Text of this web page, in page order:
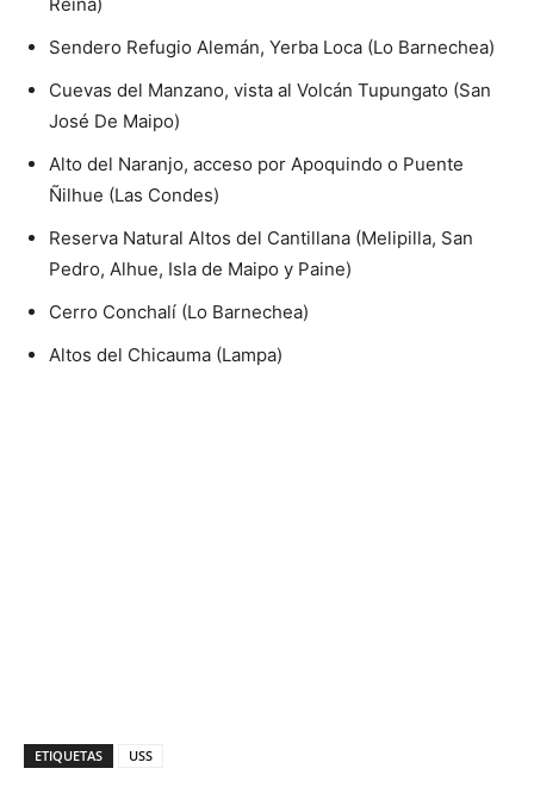
Sendero Refugio Alemán, Yerba Loca (Lo Barnechea)
Cuevas del Manzano, vista al Volcán Tupungato (San
José De Maipo)
Alto del Naranjo, acceso por Apoquindo o Puente
Ñilhue (Las Condes)
Reserva Natural Altos del Cantillana (Melipilla, San
Pedro, Alhue, Isla de Maipo y Paine)
Cerro Conchalí (Lo Barnechea)
Altos del Chicauma (Lampa)
ETIQUETAS USS